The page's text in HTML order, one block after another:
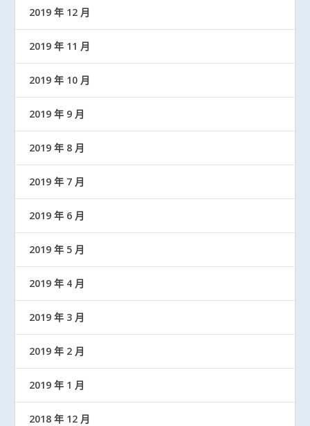
2019 年 12 月
2019 年 11 月
2019 年 10 月
2019 年 9 月
2019 年 8 月
2019 年 7 月
2019 年 6 月
2019 年 5 月
2019 年 4 月
2019 年 3 月
2019 年 2 月
2019 年 1 月
2018 年 12 月